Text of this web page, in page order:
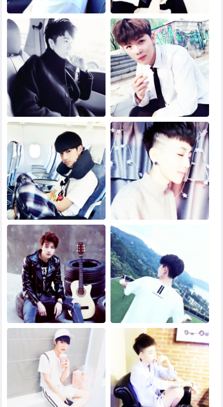
卡通动漫
黑白头像
其他头像